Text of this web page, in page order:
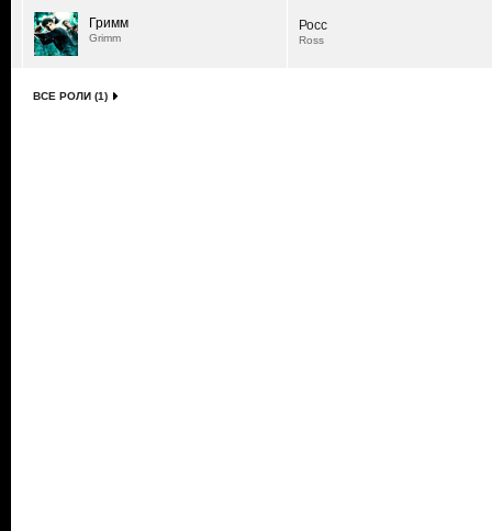
Гримм
Grimm
Росс
Ross
ВСЕ РОЛИ (1)